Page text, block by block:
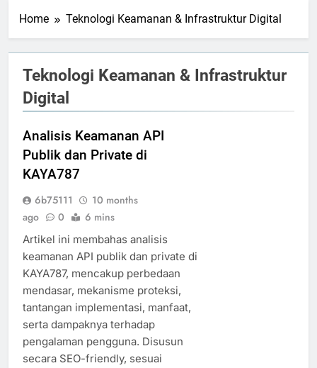
Home Teknologi Keamanan & Infrastruktur Digital
Teknologi Keamanan & Infrastruktur
Digital
Analisis Keamanan API
Publik dan Private di
KAYA787
6b75111
10 months
ago
0 6 mins
Artikel ini membahas analisis
keamanan API publik dan private di
KAYA787, mencakup perbedaan
mendasar, mekanisme proteksi,
tantangan implementasi, manfaat,
serta dampaknya terhadap
pengalaman pengguna. Disusun
secara SEO-friendly, sesuai